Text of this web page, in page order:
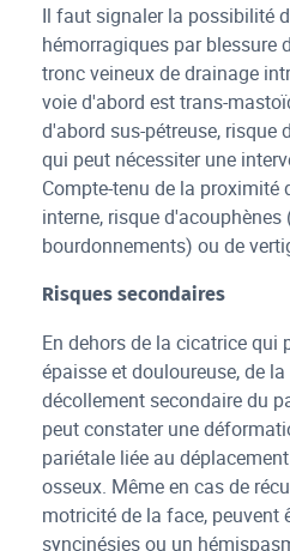
Il faut signaler la possibilité
hémorragiques par blessure
tronc veineux de drainage
voie d'abord est trans-
d'abord sus-pétreuse, risque
qui peut nécessiter une
Compte-tenu de la proximité
interne, risque
bourdonnements) ou de
Risques secondaires
En dehors de la cicatrice qui
épaisse et douloureuse, de
décollement secondaire du
peut constater une
pariétale liée au
osseux. Même en cas de
motricité de la face, peuvent
syncinésies ou un